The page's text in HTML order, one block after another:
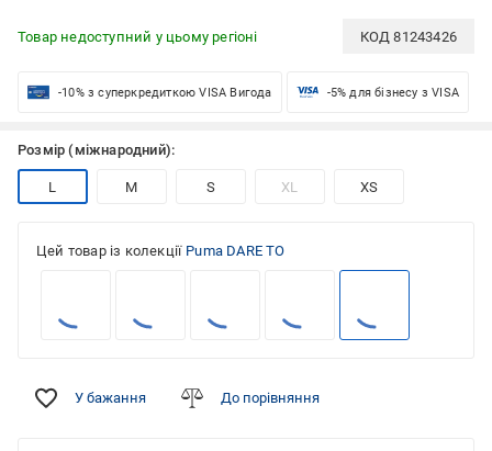
Товар недоступний у цьому регіоні КОД81243426
-10% з суперкредиткою VISA Вигода -5% для бізнесу з VISA
Розмір (міжнародний):
L M S XL XS
Цей товар із колекції Puma DARE TO
У бажання До порівняння